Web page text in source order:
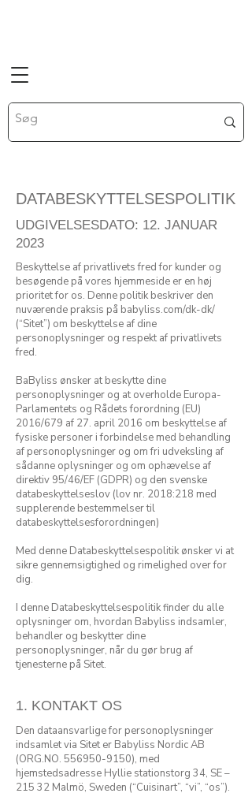
DATABESKYTTELSESPOLITIK
UDGIVELSESDATO: 12. JANUAR
2023
Beskyttelse af privatlivets fred for kunder og
besøgende på vores hjemmeside er en høj
prioritet for os. Denne politik beskriver den
nuværende praksis på babyliss.com/dk-dk/
(“Sitet”) om beskyttelse af dine
personoplysninger og respekt af privatlivets
fred.
BaByliss ønsker at beskytte dine
personoplysninger og at overholde Europa-
Parlamentets og Rådets forordning (EU)
2016/679 af 27. april 2016 om beskyttelse af
fysiske personer i forbindelse med behandling
af personoplysninger og om fri udveksling af
sådanne oplysninger og om ophævelse af
direktiv 95/46/EF (GDPR) og den svenske
databeskyttelseslov (lov nr. 2018:218 med
supplerende bestemmelser til
databeskyttelsesforordningen)
Med denne Databeskyttelsespolitik ønsker vi at
sikre gennemsigtighed og rimelighed over for
dig.
I denne Databeskyttelsespolitik finder du alle
oplysninger om, hvordan Babyliss indsamler,
behandler og beskytter dine
personoplysninger, når du gør brug af
tjenesterne på Sitet.
1. KONTAKT OS
Den dataansvarlige for personoplysninger
indsamlet via Sitet er Babyliss Nordic AB
(ORG.NO. 556950-9150), med
hjemstedsadresse Hyllie stationstorg 34, SE –
215 32 Malmö, Sweden (“Cuisinart”, “vi”, “os”).